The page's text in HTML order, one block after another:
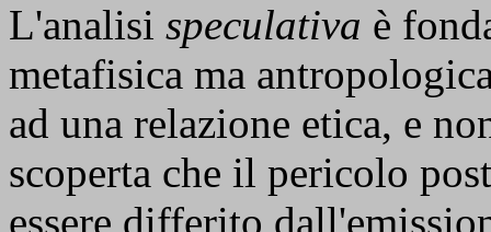
L'analisi speculativa è
metafisica ma
ad una relazione etica, e
scoperta che il pericolo
essere differito